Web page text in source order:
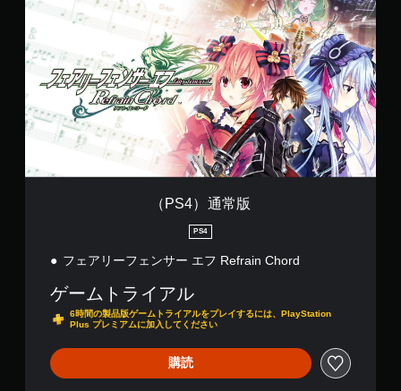
P
4
）
通
版
（PS4）通常版
PS4
フェアリーフェンサー エフ Refrain Chord
ゲームトライアル
6時間の製品版ゲームトライアルをプレイするには、PlayStation
Plus プレミアムに加入してください
購読